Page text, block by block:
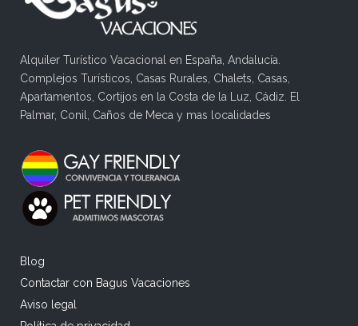
Alquiler Turístico Vacacional en España, Andalucía.
Complejos Turísticos, Casas Rurales, Chalets, Casas,
Apartamentos, Cortijos en la Costa de la Luz, Cádiz. El
Palmar, Conil, Caños de Meca y mas localidades
Blog
Contactar con Bagus Vacaciones
Aviso legal